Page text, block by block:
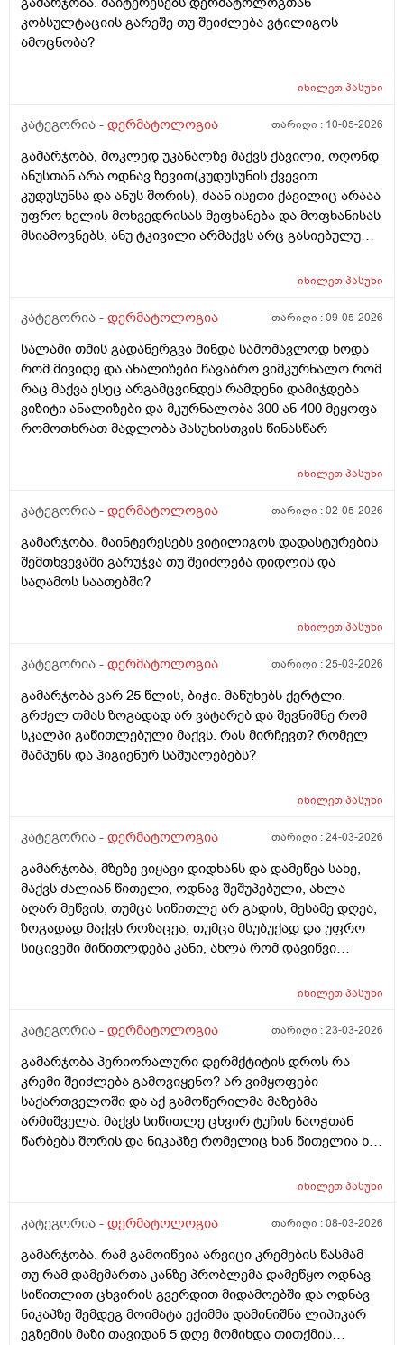
კობსულტაციის გარეშე თუ შეიძლება ვტილიგოს
ამოცნობა?
იხილეთპასუხი
კატეგორია - დერმატოლოგია თარიღი : 10-05-2026
გამარჯობა, მოკლედ უკანალზე მაქვს ქავილი, ოღონდ
ანუსთან არა ოდნავ ზევით(კუდუსუნის ქვევით
კუდუსუნსა და ანუს შორის), ძაან ისეთი ქავილიც არააა
უფრო ხელის მოხვედრისას მეფხანება და მოფხანისას
მსიამოვნებს, ანუ ტკივილი არმაქვს არც გასიებულუ
ოპერაცია ანუ ბეწვის ჩაბრუნება(ლაზერით) მაგის მერე
წყლით) ანუ არამგონია რომ გამიმეორდეს. ჭიები
გარშემო, ჰემოროიდიც მაქვს ოდნავ, სოკო შეიძლება
იყოს? ან კანის გაღიზიანება?
იხილეთპასუხი
კატეგორია - დერმატოლოგია თარიღი :09-05-2026
სალამი თმის გადანერგვა მინდა სამომავლოდ ხოდა
რომ მივიდე და ანალიზები ჩავაბრო ვიმკურნალო რომ
რაც მაქვა ესეც არგამცვინდეს რამდენი დამიჯდება
ვიზიტი ანალიზები და მკურნალობა 300 ან 400 მეყოფა
რომოთხრათ მადლობა პასუხისთვის წინასწარ
იხილეთპასუხი
კატეგორია - დერმატოლოგია თარიღი :02-05-2026
გამარჯობა. მაინტერესებს ვიტილიგოს დადასტურების
შემთხვევაში გარუჯვა თუ შეიძლება დიდლის და
საღამოს საათებში?
იხილეთპასუხი
კატეგორია - დერმატოლოგია თარიღი :25-03-2026
გამარჯობა ვარ 25 წლის, ბიჭი. მაწუხებს ქერტლი.
გრძელ თმას ზოგადად არ ვატარებ და შევნიშნე რომ
სკალპი გაწითლებული მაქვს. რას მირჩევთ? რომელ
შამპუნს და ჰიგიენურ საშუალებებს?
იხილეთპასუხი
კატეგორია - დერმატოლოგია თარიღი :24-03-2026
გამარჯობა, მზეზე ვიყავი დიდხანს და დამეწვა სახე,
მაქვს ძალიან წითელი, ოდნავ შეშუპებული, ახლა
აღარ მეწვის, თუმცა სიწითლე არ გადის, მესამე დღეა,
ზოგადად მაქვს როზაცეა, თუმცა მსუბუქად და უფრო
სიცივეში მიწითლდება კანი, ახლა რომ დავიწვი
შეიძლება რომ უფრო გამიღიზიანდეს? და ამიხილეთპასუხი
კატეგორია - დერმატოლოგია თარიღი :23-03-2026
გამარჯობა პერიორალური დერმქტიტის დროს რა
კრემი შეიძლება გამოვიყენო? არ ვიმყოფები
საქართველოში და აქ გამოწერილმა მაზებმა
არმიშველა. მაქვს სიწითლე ცხვირ ტუჩის ნაოჭთან
წარბებს შორის და ნიკაპზე რომელიც ხან წითელია ხან
მირჩიეთ რა მაზი შემიძლია გამოვიყენო. მადლობა
იხილეთპასუხი
კატეგორია - დერმატოლოგია თარიღი :08-03-2026
გამარჯობა. რამ გამოიწვია არვიცი კრემების წასმამ
თუ რამ დამემართა კანზე პრობლემა დამეწყო ოდნავ
სიწითლით ცხვირის გვერდით მიდამოებში და ოდნავ
ნიკაპზე შემდეგ მოიმატა ექიმმა დამინიშნა ლიპიკარ
ეგზემის მაზი თავიდან 5 დღე მომიხდა თითქმის